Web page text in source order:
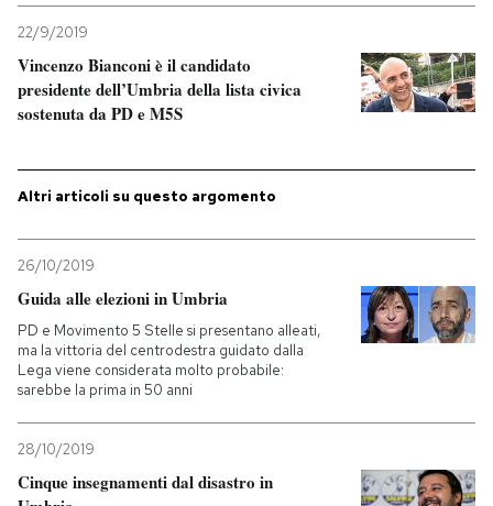
PODCAST
NEWSLETTER
I MIEI PREFERITI
SHOP
CALENDARIO
AREA PERSONALE
22/9/2019
Vincenzo Bianconi è il candidato
presidente dell’Umbria della lista civica
sostenuta da PD e M5S
Altri articoli su questo argomento
26/10/2019
Guida alle elezioni in Umbria
PD e Movimento 5 Stelle si presentano alleati,
ma la vittoria del centrodestra guidato dalla
Lega viene considerata molto probabile:
sarebbe la prima in 50 anni
28/10/2019
Cinque insegnamenti dal disastro in